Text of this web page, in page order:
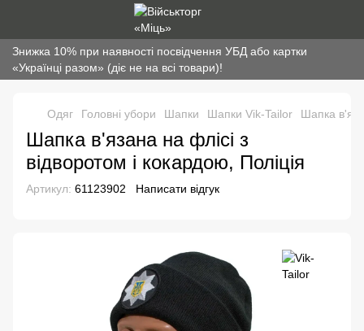
Знижка 10% при наявності посвідчення УБД або картки
«Українці разом» (діє не на всі товари)!
Одяг Головні убори Шапки Шапки Vik-Tailor Шапка
Шапка в'язана на флісі з
відворотом і кокардою, Поліція
Артикул: 61123902 Написати відгук